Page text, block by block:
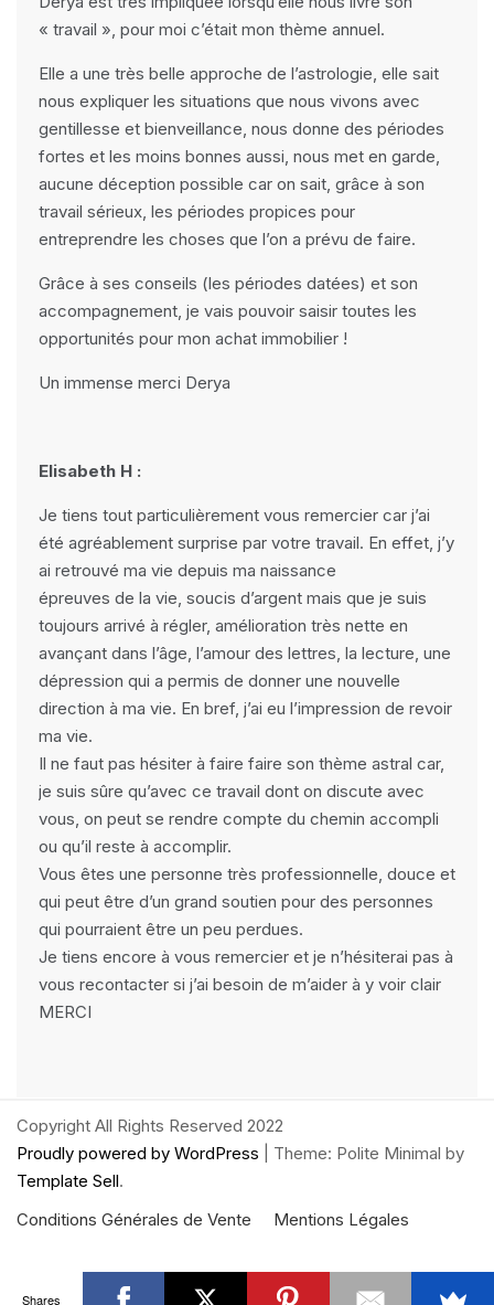
« travail », pour moi c’était mon thème annuel.
Elle a une très belle approche de l’astrologie, elle sait
nous expliquer les situations que nous vivons avec
gentillesse et bienveillance, nous donne des périodes
fortes et les moins bonnes aussi, nous met en garde,
aucune déception possible car on sait, grâce à son
travail sérieux, les périodes propices pour
entreprendre les choses que l’on a prévu de faire.
Grâce à ses conseils (les périodes datées) et son
accompagnement, je vais pouvoir saisir toutes les
opportunités pour mon achat immobilier !
Un immense merci Derya
Elisabeth H :
Je tiens tout particulièrement vous remercier car j’ai
été agréablement surprise par votre travail. En effet, j’y
ai retrouvé ma vie depuis ma naissance
épreuves de la vie, soucis d’argent mais que je suis
toujours arrivé à régler, amélioration très nette en
avançant dans l’âge, l’amour des lettres, la lecture, une
dépression qui a permis de donner une nouvelle
direction à ma vie. En bref, j’ai eu l’impression de revoir
ma vie.
Il ne faut pas hésiter à faire faire son thème astral car,
je suis sûre qu’avec ce travail dont on discute avec
vous, on peut se rendre compte du chemin accompli
ou qu’il reste à accomplir.
Vous êtes une personne très professionnelle, douce et
qui peut être d’un grand soutien pour des personnes
qui pourraient être un peu perdues.
Je tiens encore à vous remercier et je n’hésiterai pas à
vous recontacter si j’ai besoin de m’aider à y voir clair
MERCI
Copyright All Rights Reserved 2022
Proudly powered by WordPress
Theme: Polite Minimal by
Template Sell.
Conditions Générales de Vente
Mentions Légales
Shares